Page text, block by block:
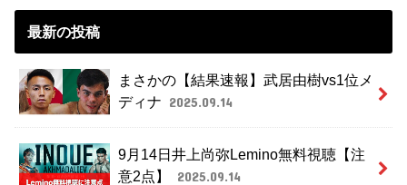
最新の投稿
まさかの【結果速報】武居由樹vs1位メ
ディナ 2025.09.14
9月14日井上尚弥Lemino無料視聴【注
意2点】
2025.09.14